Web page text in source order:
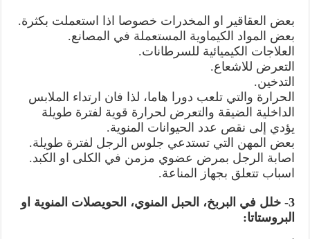
بعض العقاقير او المخدرات خصوصا اذا استعملت بكثرة.
بعض المواد الكيماوية المستعملة في المصانع.
العلاجات الكيميائية للسرطانات.
التعرض للاشعاع.
التدخين.
الحرارة والتي تلعب دورا هاما، لذا فان ارتداء الملابس
الداخلية الضيقة والتعرض لحرارة قوية لفترة طويلة
يؤدي إلى نقص عدد الحيوانات المنوية.
بعض المهن التي تستدعي جلوس الرجل لفترة طويلة.
اصابة الرجل بمرض عضوي مزمن في الكلى او الكبد.
اسباب تتعلق بجهاز المناعة.
3- خلل في البربخ، الحبل المنوي، الحويصلات المنوية او
البروستاتا: